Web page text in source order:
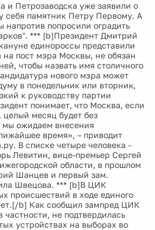
и Петрозаводска уже заявили о
себя памятник Петру Первому. А
напротив попросили оградить
*** [b]Президент Дмитрий
единороссы представили
на пост мэра Москвы, не обязан
чтобы назвать имя столичного
нового мэра может
в понедельник или вторник,
к руководству партии
понимает, что Москва, если
целый месяц будет без
мы ожидаем внесения
время», – приводит
В списке четыре человека -
Левитин, вице-премьер Сергей
области, в прошлом
Шанцев и первый зам.
Швецова. *** [b]В ЦИК
происшествий в ходе единого
b] Как сообщил зампред ЦИК
не подтвердилась
устройствах на выборах во